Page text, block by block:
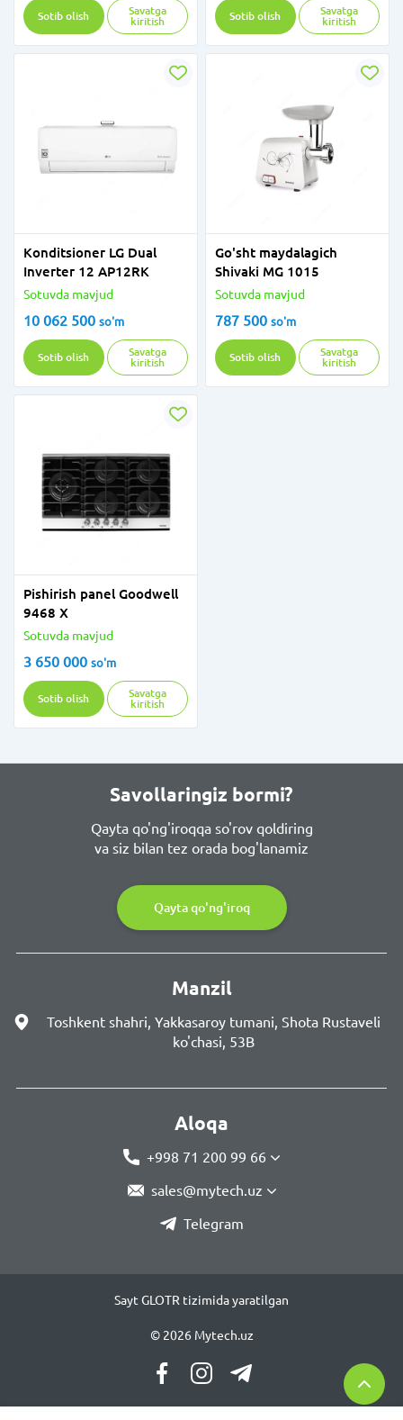
Sotib olish
Savatga
kiritish
Sotib olish
Savatga
kiritish
Konditsioner LG Dual
Inverter 12 AP12RK
Sotuvda mavjud
10 062 500 so'm
Sotib olish
Savatga
kiritish
Go'sht maydalagich
Shivaki MG 1015
Sotuvda mavjud
787 500 so'm
Sotib olish
Savatga
kiritish
Pishirish panel Goodwell
9468 X
Sotuvda mavjud
3 650 000 so'm
Sotib olish
Savatga
kiritish
Savollaringiz bormi?
Qayta qo'ng'iroqqa so'rov qoldiring
va siz bilan tez orada bog'lanamiz
Qayta qo'ng'iroq
Manzil
Toshkent shahri, Yakkasaroy tumani, Shota Rustaveli
ko'chasi, 53B
Aloqa
+998 71 200 99 66
sales@mytech.uz
Telegram
Sayt GLOTR tizimida yaratilgan
© 2026 Mytech.uz